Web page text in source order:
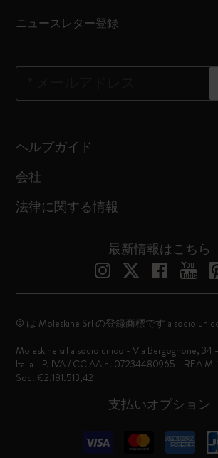
ニュースレター登録
ヘルプガイド
会社
法律に関する情報
最新情報はこちら
支払いオプション
© は Moleskine Srl の登録商標です a socio
Moleskine srl a socio unico - Via Bergognone, 34
Italia - P. IVA / CCIAA n. 07234480965 - REA
Soc. €2.181.513,42